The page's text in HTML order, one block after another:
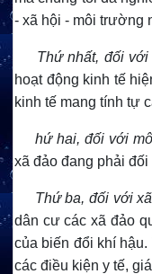
- xã hội - môi trường
Thứ nhất, đối với
hoạt động kinh tế
kinh tế mang tính tự
hứ hai, đối với
xã đảo đang phải
Thứ ba, đối với
dân cư các xã đảo
của biến đổi khí
các điều kiện y tế,